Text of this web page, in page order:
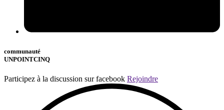
communauté
UNPOINTCINQ
Participez à la discussion sur facebook Rejoindre